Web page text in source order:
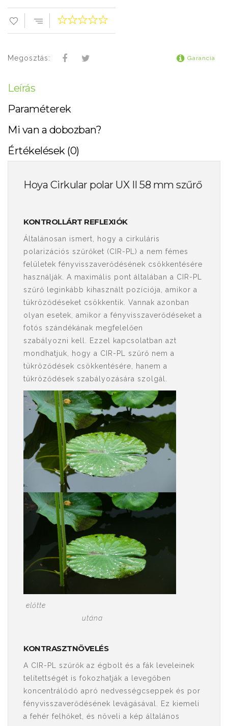
Megosztás: Garancia
Leírás
Paraméterek
Mi van a dobozban?
Értékelések (0)
Hoya Cirkular polar UX II 58 mm szűrő
KONTROLLÁRT REFLEXIÓK
Általánosan ismert, hogy a cirkuláris
polarizációs szűrőket (CIR-PL) a nem fémes
felületek fényvisszaverődésének csökkentésére
használják. A maximális pont általában a CIR-PL
szűrő leginkább kihasznált pozíciója, amikor a
tükröződéseket csökkentik. Vannak azonban
olyan esetek, amikor a fényvisszaverődéseket a
fotós szándékának megfelelően
szabályozni kell. Ezzel kapcsolatban azt
mondhatjuk, hogy a CIR-PL szűrő nem a
tükröződések csökkentésére, hanem a
tükröződések szabályozására szolgál.
előtte
utána
KONTRASZTNÖVELÉS
A CIR-PL szűrők az égbolt és a fák leveleinek
telítettségét is fokozhatják a levegőben
koncentrálódó apró nedvességcseppek és por
fényvisszaverődésének levágásával. Ez kiemeli
a fehér felhőket, és növeli a kép általános